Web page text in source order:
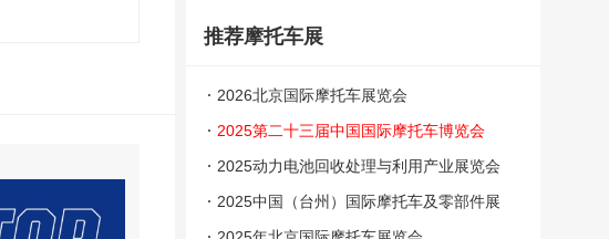
推荐摩托车展
2026北京国际摩托车展览会
2025第二十三届中国国际摩托车博览会
（中国摩博会）
2025动力电池回收处理与利用产业展览会
2025中国（台州）国际摩托车及零部件展